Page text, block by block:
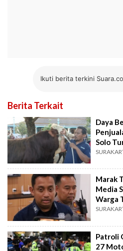
Ikuti berita terkini
Berita Terkait
Daya
Solo
Marak
Media
Warga
Patroli
27